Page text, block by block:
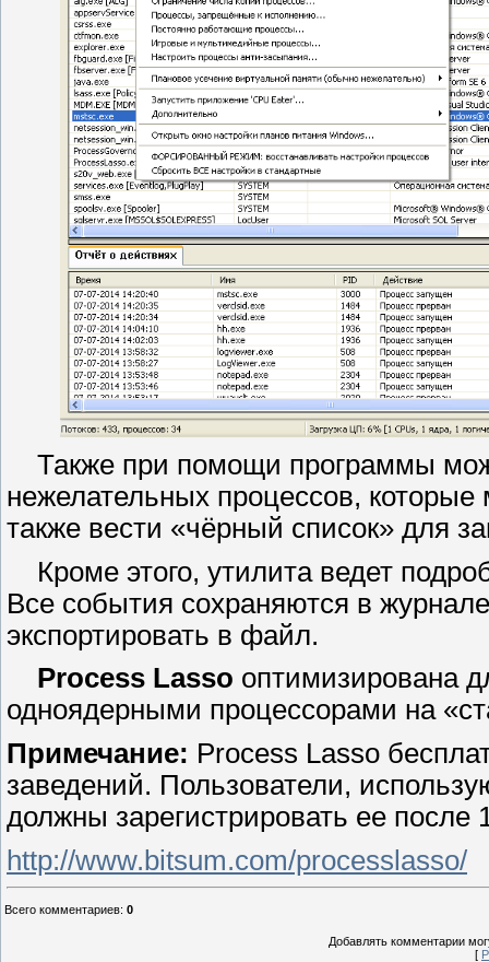
Также при помощи программы
нежелательных процессов,
также вести «чёрный список» для
Кроме этого, утилита ведет
Все события сохраняются в
экспортировать в файл.
Process Lasso оптимизирована
одноядерными процессорами на
Примечание: Process Lasso
заведений. Пользователи,
должны зарегистрировать ее
http://www.bitsum.com/processlasso/
Всего комментариев: 0
Добавлять комментарии
[